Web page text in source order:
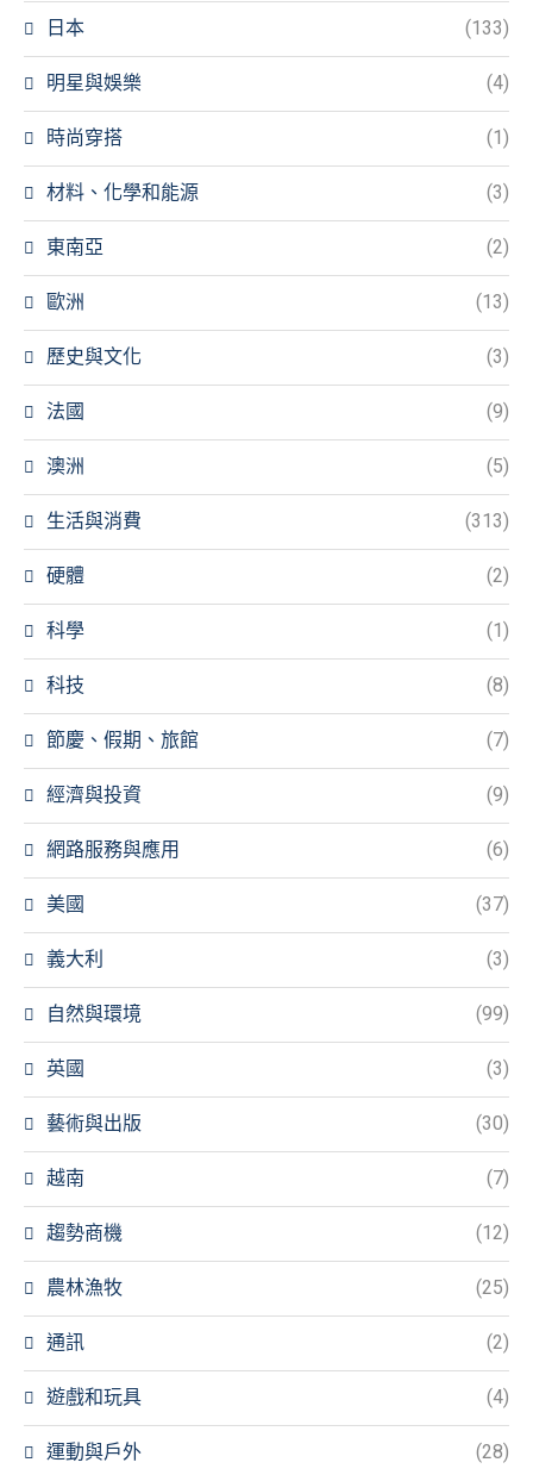
日本 (133)
明星與娛樂 (4)
時尚穿搭 (1)
材料、化學和能源 (3)
東南亞 (2)
歐洲 (13)
歷史與文化 (3)
法國 (9)
澳洲 (5)
生活與消費 (313)
硬體 (2)
科學 (1)
科技 (8)
節慶、假期、旅館 (7)
經濟與投資 (9)
網路服務與應用 (6)
美國 (37)
義大利 (3)
自然與環境 (99)
英國 (3)
藝術與出版 (30)
越南 (7)
趨勢商機 (12)
農林漁牧 (25)
通訊 (2)
遊戲和玩具 (4)
運動與戶外 (28)